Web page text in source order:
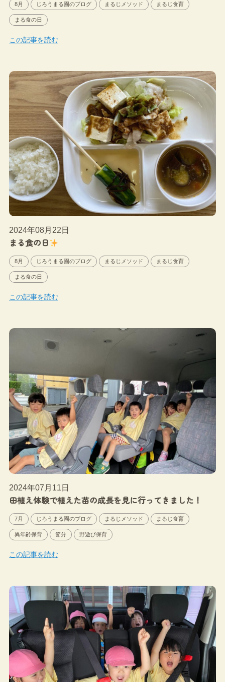
8月 じろうまる園のブログ まるじメソッド まるじ食育
まる食の日
この記事を読む
2024年08月22日
まる食の日
8月 じろうまる園のブログ まるじメソッド まるじ食育
まる食の日
この記事を読む
2024年07月11日
田植え体験で植えた苗の成長を見に行ってきました！
7月 じろうまる園のブログ まるじメソッド まるじ食育
異年齢保育 節分 野遊び保育
この記事を読む